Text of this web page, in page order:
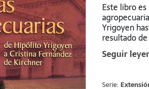
Este libro
Yrigoyen
resultado
Políticas
en el
Políticas
Seguir
Serie: